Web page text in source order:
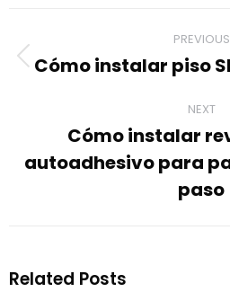
navigation
PREVIOUS
Cómo instalar piso
NEXT
Next
Cómo instalar
autoadhesivo para
paso
Related Posts